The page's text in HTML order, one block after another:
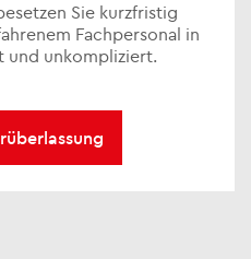
Sie kurzfristig
Fachpersonal in
und unkompliziert.